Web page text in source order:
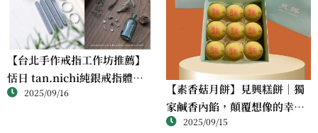
【台北手作戒指工作坊推薦】
恬日 tan.nichi純銀戒指體驗
｜情侶・朋友一起完成的金工
2025/09/16
【素香菇月餅】見興糕餅｜獨
家鹹香內餡，顛覆想像的幸福
滋味2025/09/15